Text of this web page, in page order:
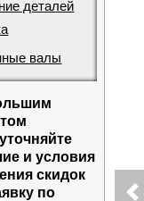
деталей
валы
и условия
скидок
по